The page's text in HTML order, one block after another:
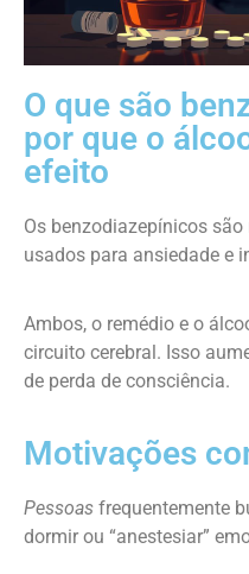
O que são
por que o
efeito
Os benzodiazepínicos
usados para ansiedade e
Ambos, o remédio e o
circuito cerebral. Isso
de perda de consciência.
Motivações
Pessoas frequentemente
dormir ou “anestesiar”